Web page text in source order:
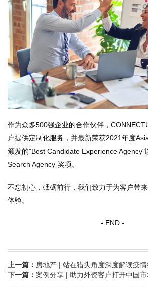
作为众多500强企业的合作伙伴，
户提供定制化服务，并最新荣获2021年度
颁发的"Best Candidate Experience Agency"
Search Agency”奖项。
不忘初心，砥砺前行，我们致力于为客户带
体验。
- END -
上一篇： 房地产 | 站在猎头角度深度解读疫
下一篇： 案例分享 | 助力外资客户打开中国市